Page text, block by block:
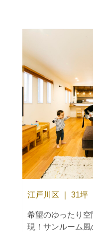
江戸川区 ｜ 31坪
希望のゆったり
現！サンルーム